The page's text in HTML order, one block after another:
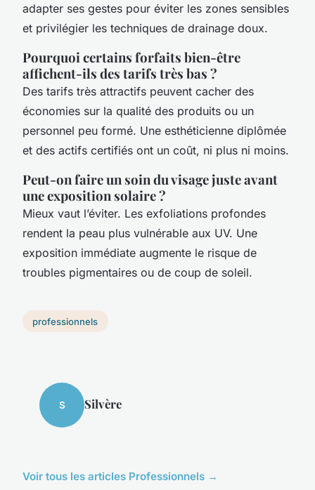
adapter ses gestes pour éviter les zones sensibles
et privilégier les techniques de drainage doux.
Pourquoi certains forfaits bien-être
affichent-ils des tarifs très bas ?
Des tarifs très attractifs peuvent cacher des
économies sur la qualité des produits ou un
personnel peu formé. Une esthéticienne diplômée
et des actifs certifiés ont un coût, ni plus ni moins.
Peut-on faire un soin du visage juste avant
une exposition solaire ?
Mieux vaut l’éviter. Les exfoliations profondes
rendent la peau plus vulnérable aux UV. Une
exposition immédiate augmente le risque de
troubles pigmentaires ou de coup de soleil.
professionnels
S Silvère
Voir tous les articles Professionnels →